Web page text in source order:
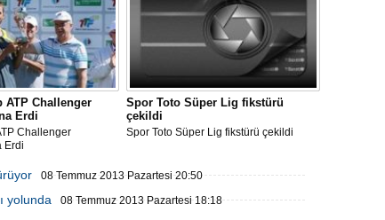
ATP Challenger
Erdi
Challenger
Erdi
Spor Toto Süper Lig fikstürü
çekildi
Spor Toto Süper Lig fikstürü çekildi
08 Temmuz 2013 Pazartesi 20:50
yolunda 08 Temmuz 2013 Pazartesi 18:18